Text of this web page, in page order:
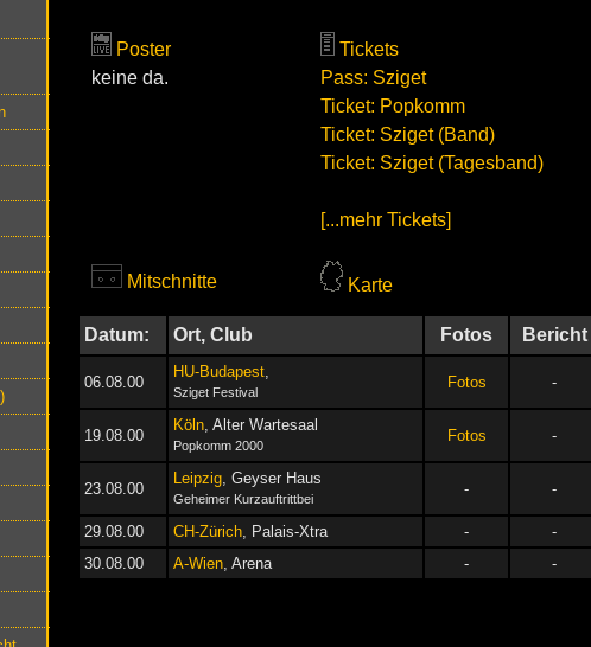
Poster
keine da.
Tickets
Pass: Sziget
Ticket: Popkomm
Ticket: Sziget (Band)
Ticket: Sziget (Tagesband)
[...mehr Tickets]
Mitschnitte Karte
Datum: Ort, Club Fotos Bericht
06.08.00
HU-Budapest,
Sziget Festival
Fotos -
19.08.00
Köln, Alter Wartesaal
Popkomm 2000
Fotos -
23.08.00
Leipzig, Geyser Haus
Geheimer Kurzauftrittbei
- -
29.08.00 CH-Zürich, Palais-Xtra - -
30.08.00
A-Wien, Arena - -